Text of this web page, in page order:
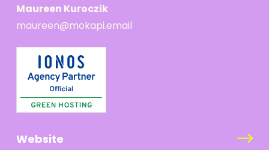
Maureen Kuroczik
maureen@mokapi.email
Website